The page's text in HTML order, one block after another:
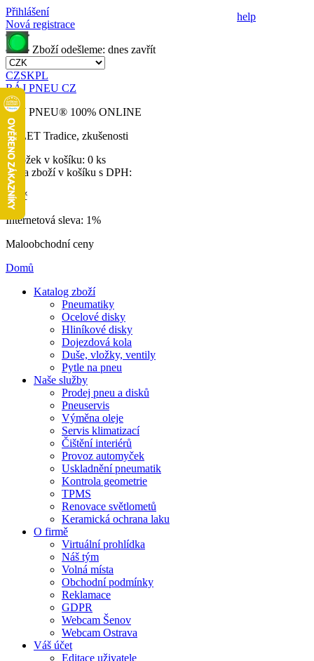
Přihlášení
Nová registrace
Zboží odešleme: dnes zavřít
CZSKPL
RÁJ PNEU CZ
RÁJ PNEU® 100% ONLINE
32 LET Tradice, zkušenosti
Položek v košíku: 0 ks
Cena zboží v košíku s DPH:
0 Kč
Internetová sleva: 1%
Maloobchodní ceny
Domů
Katalog zboží
Pneumatiky
Ocelové disky
Hliníkové disky
Dojezdová kola
Duše, vložky, ventily
Pytle na pneu
Naše služby
Prodej pneu a disků
Pneuservis
Výměna oleje
Servis klimatizací
Čištění interiérů
Provoz automyček
Uskladnění pneumatik
Kontrola geometrie
TPMS
Renovace světlometů
Keramická ochrana laku
O firmě
Virtuální prohlídka
Náš tým
Volná místa
Obchodní podmínky
Reklamace
GDPR
Webcam Šenov
Webcam Ostrava
Váš účet
Editace uživatele
help